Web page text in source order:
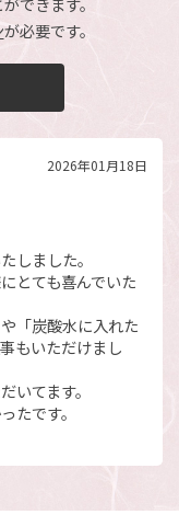
が必要です。
2026年01月18日
しました。
とても喜んでいた
「炭酸水に入れた
もいただけまし
いてます。
たです。